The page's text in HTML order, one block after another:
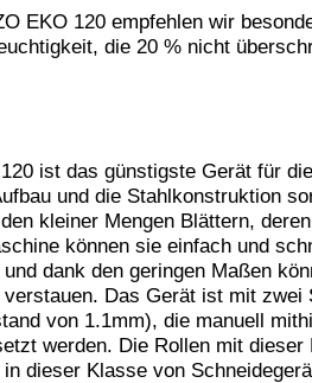
EKO 120 empfehlen wir
die 20 % nicht
ist das günstigste Gerät für
und die Stahlkonstruktion
kleiner Mengen Blättern,
können sie einfach und
dank den geringen Maßen
Das Gerät ist mit zwei
von 1.1mm), die manuell
werden. Die Rollen mit
dieser Klasse von